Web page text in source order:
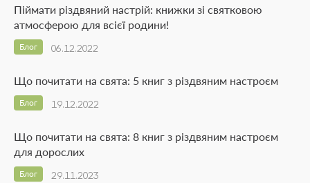
Піймати різдвяний настрій: книжки зі святковою
атмосферою для всієї родини!
06.12.2022
Блог
Що почитати на свята: 5 книг з різдвяним настроєм
19.12.2022
Блог
Що почитати на свята: 8 книг з різдвяним настроєм
для дорослих
29.11.2023
Блог